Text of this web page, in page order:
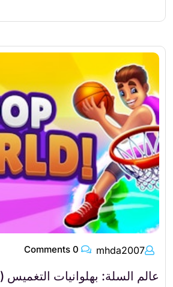
mhda2007
عالم السلة: بهلوانيات التغميس (Hoop World)